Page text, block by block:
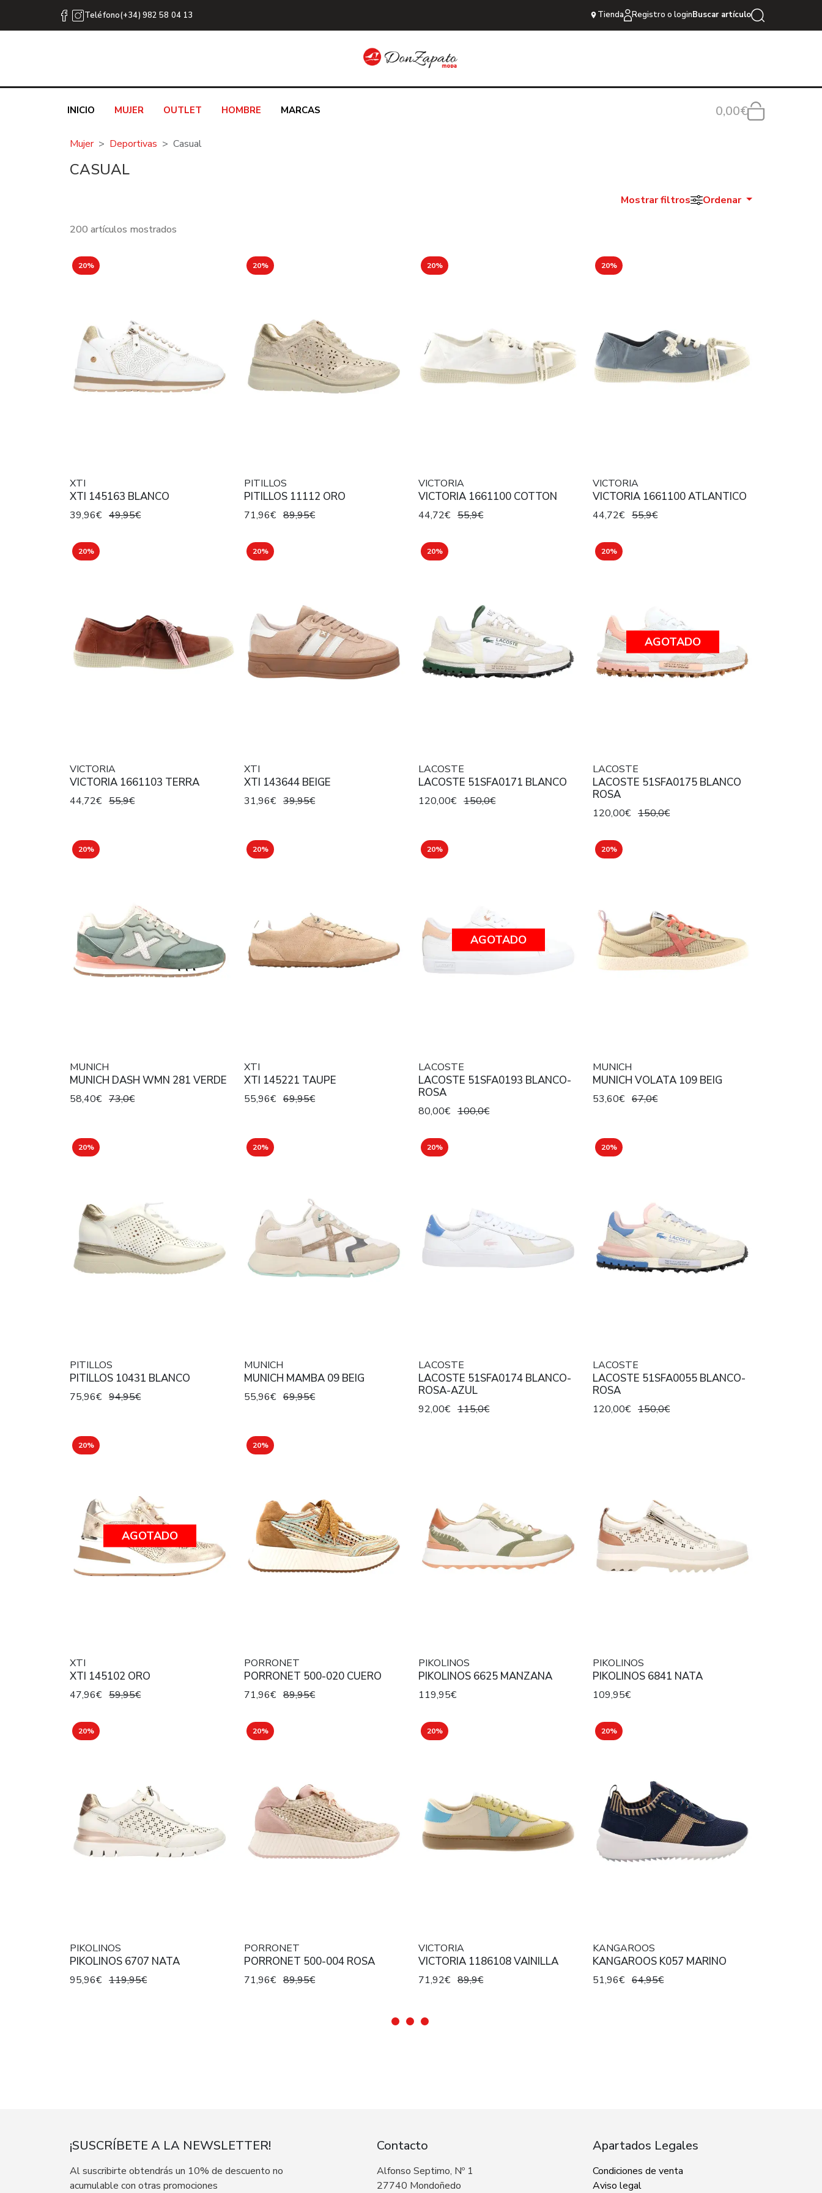
Teléfono(+34) 982 58 04 13 Tienda Registro o loginBuscar artículo
INICIO MUJER OUTLET HOMBRE MARCAS 0,00€
Mujer Deportivas Casual
CASUAL
Mostrar filtros Ordenar
200 artículos mostrados
20%
XTI
XTI 145163 BLANCO
39,96€ 49,95€
20%
PITILLOS
PITILLOS 11112 ORO
71,96€ 89,95€
20%
VICTORIA
VICTORIA 1661100 COTTON
44,72€ 55,9€
20%
VICTORIA
VICTORIA 1661100 ATLANTICO
44,72€ 55,9€
20%
VICTORIA
VICTORIA 1661103 TERRA
44,72€ 55,9€
20%
XTI
XTI 143644 BEIGE
31,96€ 39,95€
20%
LACOSTE
LACOSTE 51SFA0171 BLANCO
120,00€ 150,0€
20%
AGOTADO
LACOSTE
LACOSTE 51SFA0175 BLANCO
ROSA
120,00€ 150,0€
20%
MUNICH
MUNICH DASH WMN 281 VERDE
58,40€ 73,0€
20%
XTI
XTI 145221 TAUPE
55,96€ 69,95€
20%
AGOTADO
LACOSTE
LACOSTE 51SFA0193 BLANCO-
ROSA
80,00€ 100,0€
20%
MUNICH
MUNICH VOLATA 109 BEIG
53,60€ 67,0€
20%
PITILLOS
PITILLOS 10431 BLANCO
75,96€ 94,95€
20%
MUNICH
MUNICH MAMBA 09 BEIG
55,96€ 69,95€
20%
LACOSTE
LACOSTE 51SFA0174 BLANCO-
ROSA-AZUL
92,00€ 115,0€
20%
LACOSTE
LACOSTE 51SFA0055 BLANCO-
ROSA
120,00€ 150,0€
20%
AGOTADO
XTI
XTI 145102 ORO
47,96€ 59,95€
20%
PORRONET
PORRONET 500-020 CUERO
71,96€ 89,95€
PIKOLINOS
PIKOLINOS 6625 MANZANA
119,95€
PIKOLINOS
PIKOLINOS 6841 NATA
109,95€
20%
PIKOLINOS
PIKOLINOS 6707 NATA
95,96€ 119,95€
20%
PORRONET
PORRONET 500-004 ROSA
71,96€ 89,95€
20%
VICTORIA
VICTORIA 1186108 VAINILLA
71,92€ 89,9€
20%
KANGAROOS
KANGAROOS K057 MARINO
51,96€ 64,95€
¡SUSCRÍBETE A LA NEWSLETTER!
Al suscribirte obtendrás un 10% de descuento no
acumulable con otras promociones
Contacto
Alfonso Septimo, Nº 1
27740 Mondoñedo
Apartados Legales
Condiciones de venta
Aviso legal